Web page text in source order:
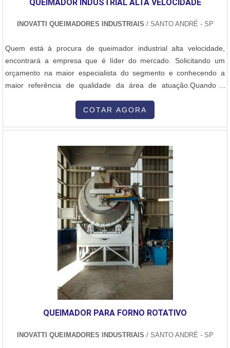
QUEIMADOR INDUSTRIAL ALTA VELOCIDADE
INOVATTI QUEIMADORES INDUSTRIAIS / SANTO ANDRÉ - SP
Quem está à procura de queimador industrial alta velocidade,
encontrará a empresa que é líder do mercado. Solicitando um
orçamento na maior especialista do segmento e conhecendo a
maior referência de qualidade da área de atuação.Quando a
colaboradores da Inovatti Queimadores Industriais o cliente
COTAR AGORA
QUEIMADOR PARA FORNO ROTATIVO
INOVATTI QUEIMADORES INDUSTRIAIS / SANTO ANDRÉ - SP